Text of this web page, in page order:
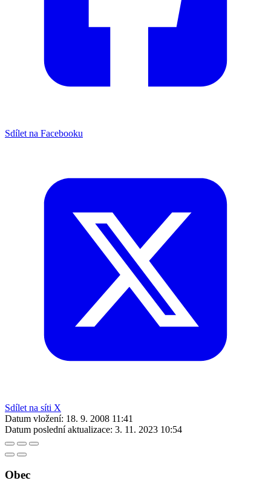
Sdílet na Facebooku
Sdílet na síti X
Datum vložení: 18. 9. 2008 11:41
Datum poslední aktualizace: 3. 11. 2023 10:54
Obec